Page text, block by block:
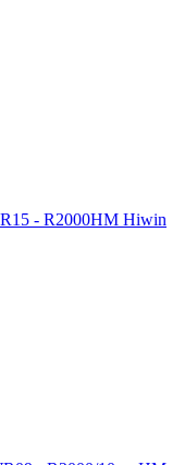
- R2000HM Hiwin